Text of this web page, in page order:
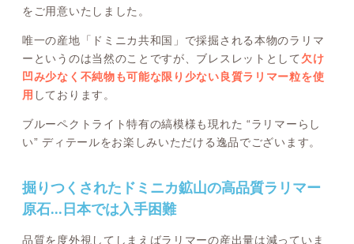
をご用意いたしました。
唯一の産地「ドミニカ共和国」で採掘される本物のラリマ
ーというのは当然のことですが、ブレスレットとして 欠け
凹み少なく不純物も可能な限り少ない良質ラリマー粒を使
用 しております。
ブルーペクトライト特有の縞模様も現れた “ラリマーらし
い” ディテールをお楽しみいただける逸品でございます。
掘りつくされたドミニカ鉱山の高品質ラリマー
原石...日本では入手困難
品質を度外視してしまえばラリマーの産出量は減っていま